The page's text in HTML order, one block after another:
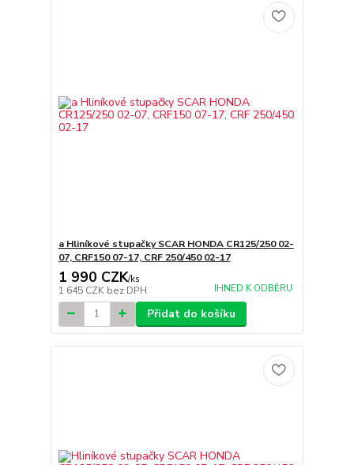
a Hliníkové stupačky SCAR HONDA CR125/250 02-
07, CRF150 07-17, CRF 250/450 02-17
1 990 CZK/ks
1 645 CZK bez DPH IHNED K ODBĚRU
Přidat do košíku